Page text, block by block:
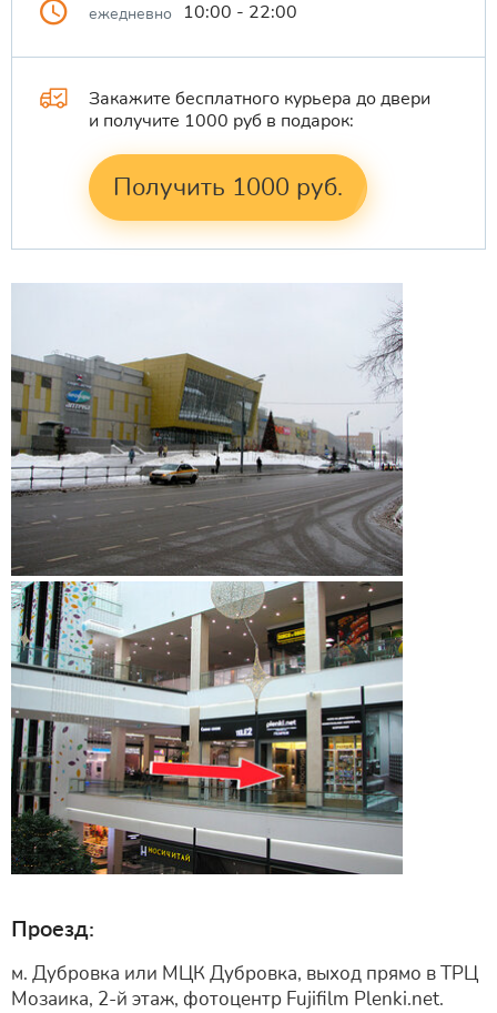
Проезд:
м. Дубровка или МЦК Дубровка, выход прямо в ТРЦ
Мозаика, 2-й этаж, фотоцентр Fujifilm Plenki.net.
ежедневно 10:00 - 22:00
Закажите бесплатного курьера до двери
и получите 1000 руб в подарок:
Получить 1000 руб.